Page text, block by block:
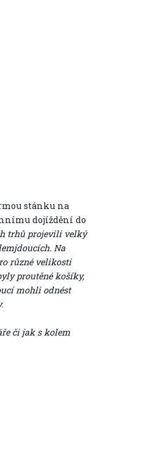
stánku na
dojíždění do
trhů projevili velký
Na
různé velikosti
proutěné košíky,
mohli odnést
či jak s kolem